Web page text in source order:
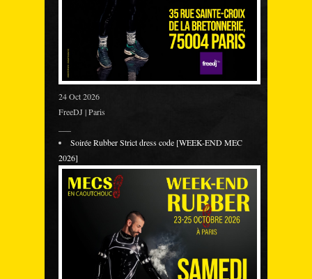
24 Oct 2026
FreeDJ | Paris
Soirée Rubber Strict dress code [WEEK-END MEC
2026]